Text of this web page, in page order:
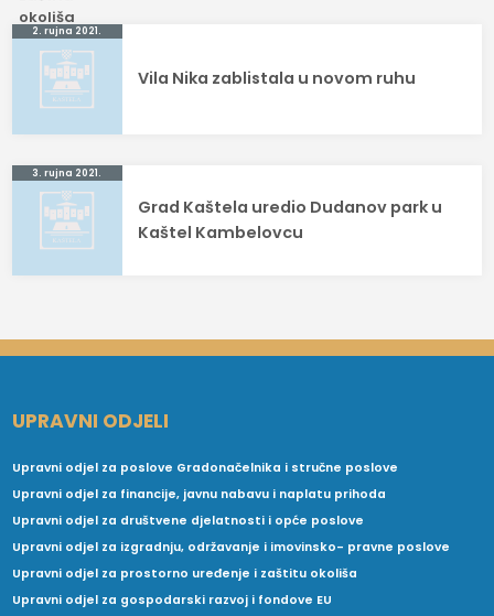
Navigacija
objava
2. rujna 2021.
Vila Nika zablistala u novom ruhu
3. rujna 2021.
Grad Kaštela uredio Dudanov park u
Kaštel Kambelovcu
UPRAVNI ODJELI
Upravni odjel za poslove Gradonačelnika i stručne poslove
Upravni odjel za financije, javnu nabavu i naplatu prihoda
Upravni odjel za društvene djelatnosti i opće poslove
Upravni odjel za izgradnju, održavanje i imovinsko- pravne poslove
Upravni odjel za prostorno uređenje i zaštitu okoliša
Upravni odjel za gospodarski razvoj i fondove EU